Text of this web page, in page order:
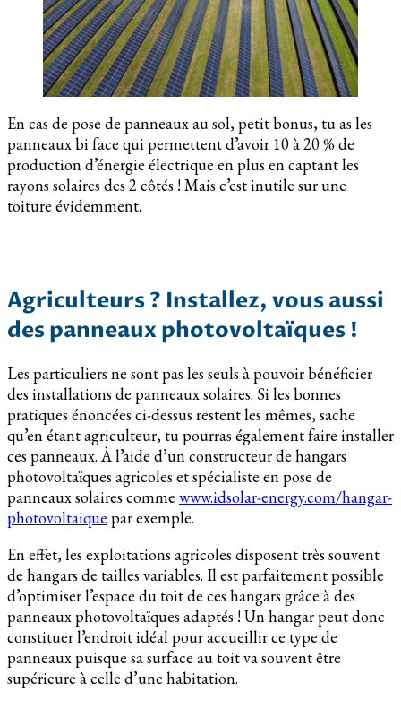
En cas de pose de panneaux au sol, petit bonus, tu as les
panneaux bi face qui permettent d’avoir 10 à 20 % de
production d’énergie électrique en plus en captant les
rayons solaires des 2 côtés ! Mais c’est inutile sur une
toiture évidemment.
Agriculteurs ? Installez, vous aussi
des panneaux photovoltaïques !
Les particuliers ne sont pas les seuls à pouvoir bénéficier
des installations de panneaux solaires. Si les bonnes
pratiques énoncées ci-dessus restent les mêmes, sache
qu’en étant agriculteur, tu pourras également faire installer
ces panneaux. À l’aide d’un constructeur de hangars
photovoltaïques agricoles et spécialiste en pose de
panneaux solaires comme www.idsolar-energy.com/hangar-
photovoltaique par exemple.
En effet, les exploitations agricoles disposent très souvent
de hangars de tailles variables. Il est parfaitement possible
d’optimiser l’espace du toit de ces hangars grâce à des
panneaux photovoltaïques adaptés ! Un hangar peut donc
constituer l’endroit idéal pour accueillir ce type de
panneaux puisque sa surface au toit va souvent être
supérieure à celle d’une habitation.